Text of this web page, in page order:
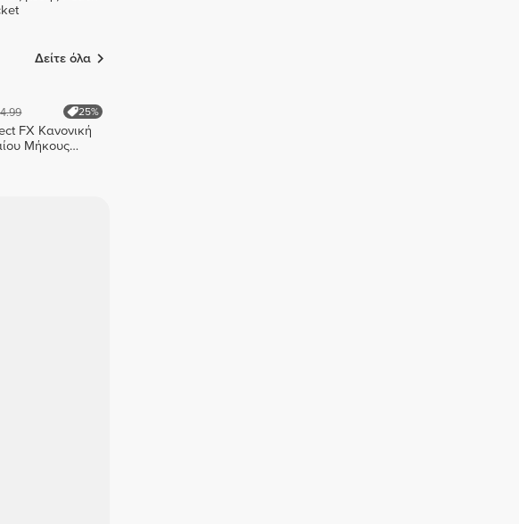
Δείτε όλα
25%
FX Κανονική
Μήκους